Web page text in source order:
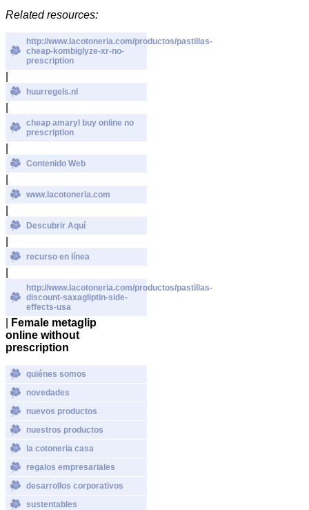
Related resources:
http://www.lacotoneria.com/productos/pastillas-
cheap-kombiglyze-xr-no-
prescription
huurregels.nl
cheap amaryl buy online no
prescription
Contenido Web
www.lacotoneria.com
Descubrir Aquí
recurso en línea
http://www.lacotoneria.com/productos/pastillas-
discount-saxagliptin-side-
effects-usa
Female metaglip
online without
prescription
quiénes somos
novedades
nuevos productos
nuestros productos
la cotoneria casa
regalos empresariales
desarrollos corporativos
sustentables